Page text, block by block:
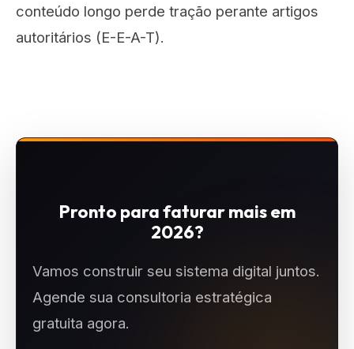
conteúdo longo perde tração perante artigos
autoritários (E-E-A-T).
Pronto para faturar mais em
2026?
Vamos construir seu sistema digital juntos.
Agende sua consultoria estratégica
gratuita agora.